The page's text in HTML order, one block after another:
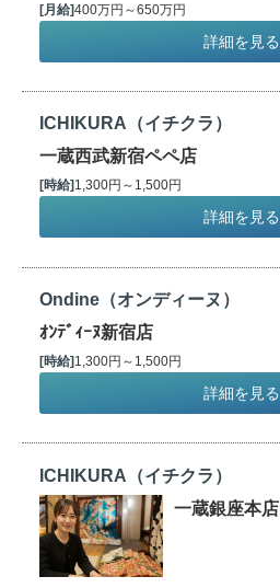
[月給]400万円～650万円
詳細を見る
ICHIKURA（イチクラ）
一蔵西武新宿ペペ店
[時給] 1,300円～1,500円
詳細を見る
Ondine（オンディーヌ）
ｵﾝﾃﾞｨｰﾇ新宿店
[時給] 1,300円～1,500円
詳細を見る
ICHIKURA（イチクラ）
一蔵銀座本店